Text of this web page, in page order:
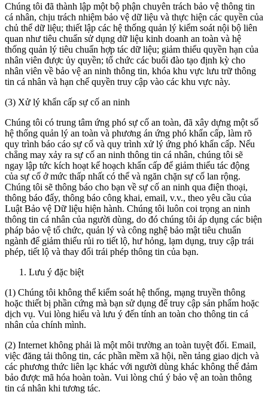
Chúng tôi đã thành lập một bộ phận chuyên trách bảo vệ thông tin
cá nhân, chịu trách nhiệm bảo vệ dữ liệu và thực hiện các quyền của
chủ thể dữ liệu; thiết lập các hệ thống quản lý kiểm soát nội bộ liên
quan như tiêu chuẩn sử dụng dữ liệu kinh doanh an toàn và hệ
thống quản lý tiêu chuẩn hợp tác dữ liệu; giảm thiểu quyền hạn của
nhân viên được ủy quyền; tổ chức các buổi đào tạo định kỳ cho
nhân viên về bảo vệ an ninh thông tin, khóa khu vực lưu trữ thông
tin cá nhân và hạn chế quyền truy cập vào các khu vực này.
(3) Xử lý khẩn cấp sự cố an ninh
Chúng tôi có trung tâm ứng phó sự cố an toàn, đã xây dựng một số
hệ thống quản lý an toàn và phương án ứng phó khẩn cấp, làm rõ
quy trình báo cáo sự cố và quy trình xử lý ứng phó khẩn cấp. Nếu
chẳng may xảy ra sự cố an ninh thông tin cá nhân, chúng tôi sẽ
ngay lập tức kích hoạt kế hoạch khẩn cấp để giảm thiểu tác động
của sự cố ở mức thấp nhất có thể và ngăn chặn sự cố lan rộng.
Chúng tôi sẽ thông báo cho bạn về sự cố an ninh qua điện thoại,
thông báo đẩy, thông báo công khai, email, v.v., theo yêu cầu của
Luật Bảo vệ Dữ liệu hiện hành. Chúng tôi luôn coi trọng an ninh
thông tin cá nhân của người dùng, do đó chúng tôi áp dụng các biện
pháp bảo vệ tổ chức, quản lý và công nghệ bảo mật tiêu chuẩn
ngành để giảm thiểu rủi ro tiết lộ, hư hỏng, lạm dụng, truy cập trái
phép, tiết lộ và thay đổi trái phép thông tin của bạn.
Lưu ý đặc biệt
(1) Chúng tôi không thể kiểm soát hệ thống, mạng truyền thông
hoặc thiết bị phần cứng mà bạn sử dụng để truy cập sản phẩm hoặc
dịch vụ. Vui lòng hiểu và lưu ý đến tính an toàn cho thông tin cá
nhân của chính mình.
(2) Internet không phải là một môi trường an toàn tuyệt đối. Email,
việc đăng tải thông tin, các phần mềm xã hội, nền tảng giao dịch và
các phương thức liên lạc khác với người dùng khác không thể đảm
bảo được mã hóa hoàn toàn. Vui lòng chú ý bảo vệ an toàn thông
tin cá nhân khi tương tác.